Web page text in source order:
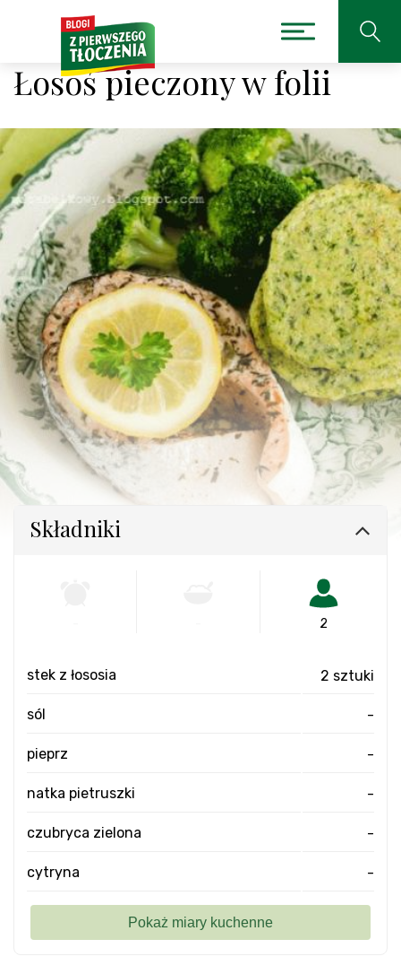
Łosoś pieczony w folii
Składniki
2
stek z łososia 2 sztuki
sól -
pieprz -
natka pietruszki -
czubryca zielona -
cytryna -